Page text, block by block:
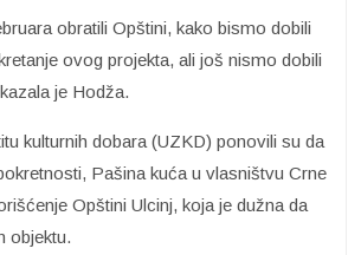
obratili Opštini, kako bismo dobili
ovog projekta, ali još nismo dobili
je Hodža.
kulturnih dobara (UZKD) ponovili su da
Pašina kuća u vlasništvu Crne
Opštini Ulcinj, koja je dužna da
objektu.